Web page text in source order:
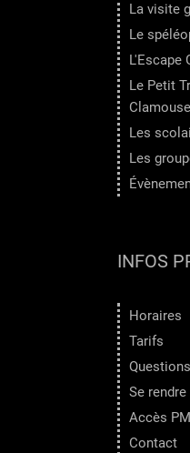
La visite
Le
L'Escape
Le Petit
Clamouse
Les
Les
INFOS
Horaires
Tarifs
Se
Accès
Contact